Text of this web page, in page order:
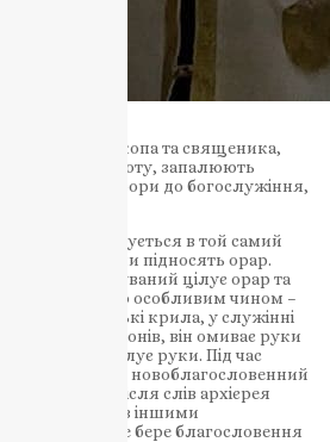
служінні єпископа та священика,
теплоту, запалюють
вино та просфори до богослужіння,
звершується в той самий
іподиякони підносять орар.
а посвячуваний цілує орар та
на нього особливим чином –
ангельські крила, у служінні
інших іподияконів, він омиває руки
цього знову цілує руки. Під час
Великому вході, новоблагословенний
хожу, а після слів архієрея
він разом з іншими
до вівтаря, де бере благословення